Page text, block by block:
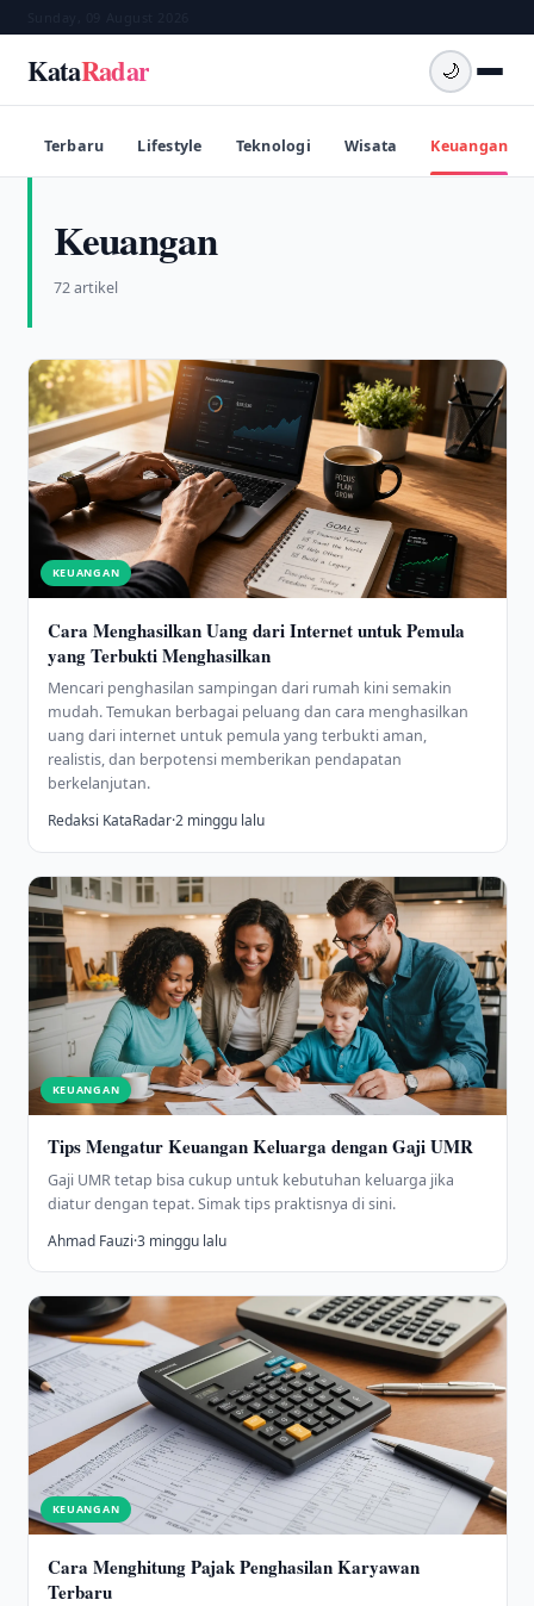
KataRadar 🌙
Terbaru Lifestyle Teknologi Wisata Keuangan
Keuangan
72 artikel
KEUANGAN
Cara Menghasilkan Uang dari Internet untuk Pemula
yang Terbukti Menghasilkan
Mencari penghasilan sampingan dari rumah kini semakin
mudah. Temukan berbagai peluang dan cara menghasilkan
uang dari internet untuk pemula yang terbukti aman,
realistis, dan berpotensi memberikan pendapatan
berkelanjutan.
Redaksi KataRadar·2 minggu lalu
KEUANGAN
Tips Mengatur Keuangan Keluarga dengan Gaji UMR
Gaji UMR tetap bisa cukup untuk kebutuhan keluarga jika
diatur dengan tepat. Simak tips praktisnya di sini.
Ahmad Fauzi·3 minggu lalu
KEUANGAN
Cara Menghitung Pajak Penghasilan Karyawan
Terbaru